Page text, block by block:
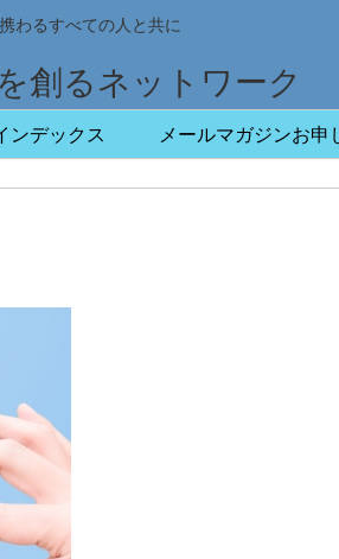
わるすべての人と共に
創るネットワーク
ンデックス メールマガジンお申